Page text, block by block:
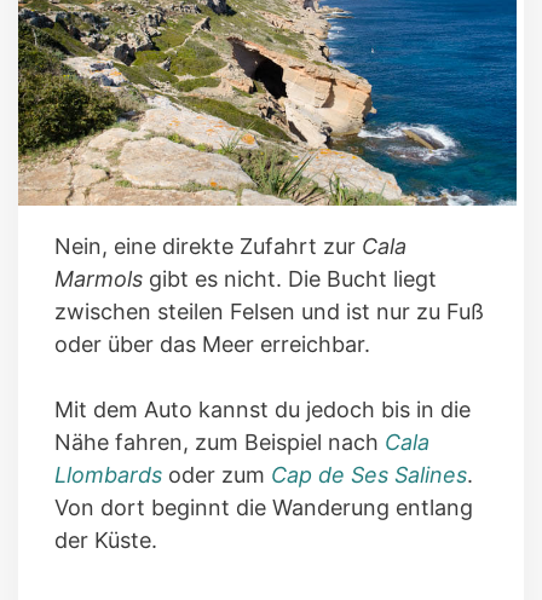
Nein, eine direkte Zufahrt zur Cala
Marmols gibt es nicht. Die Bucht liegt
zwischen steilen Felsen und ist nur zu Fuß
oder über das Meer erreichbar.
Mit dem Auto kannst du jedoch bis in die
Nähe fahren, zum Beispiel nach Cala
Llombards oder zum Cap de Ses Salines.
Von dort beginnt die Wanderung entlang
der Küste.